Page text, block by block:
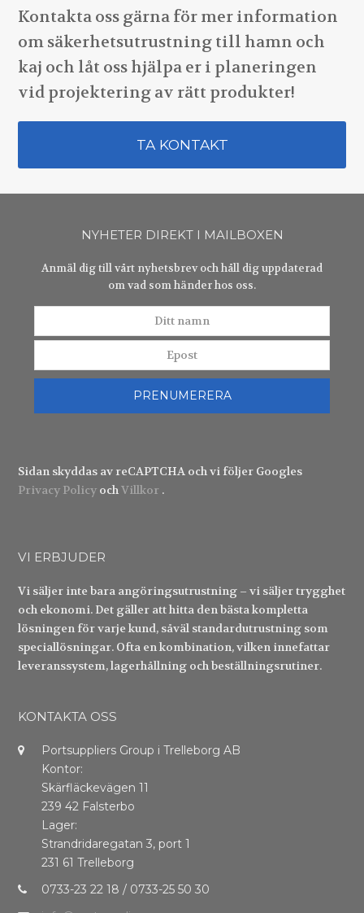
Kontakta oss gärna för mer information
om säkerhetsutrustning till hamn och
kaj och låt oss hjälpa er i planeringen
vid projektering av rätt produkter!
TA KONTAKT
NYHETER DIREKT I MAILBOXEN
Anmäl dig till vårt nyhetsbrev och håll dig uppdaterad
om vad som händer hos oss.
namn
PRENUMERERA
Sidan skyddas av reCAPTCHA och vi följer Googles
Privacy Policy ochVillkor .
VI ERBJUDER
Vi säljer inte bara angöringsutrustning – vi säljer trygghet
och ekonomi. Det gäller att hitta den bästa kompletta
lösningen för varje kund, såväl standardutrustning som
speciallösningar. Ofta en kombination, vilken innefattar
leveranssystem, lagerhållning och beställningsrutiner.
KONTAKTA OSS
Portsuppliers Group i Trelleborg AB
Kontor:
Skärfläckevägen 11
239 42 Falsterbo
Lager:
Strandridaregatan 3, port 1
231 61 Trelleborg
0733-23 22 18 / 0733-25 50 30